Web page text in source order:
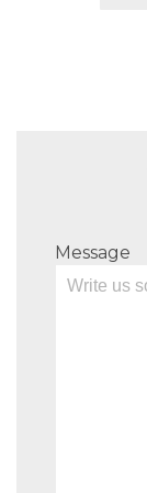
Message